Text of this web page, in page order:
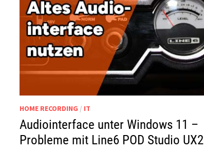
HOME RECORDING / IT
Audiointerface unter Windows 11 –
Probleme mit Line6 POD Studio UX2